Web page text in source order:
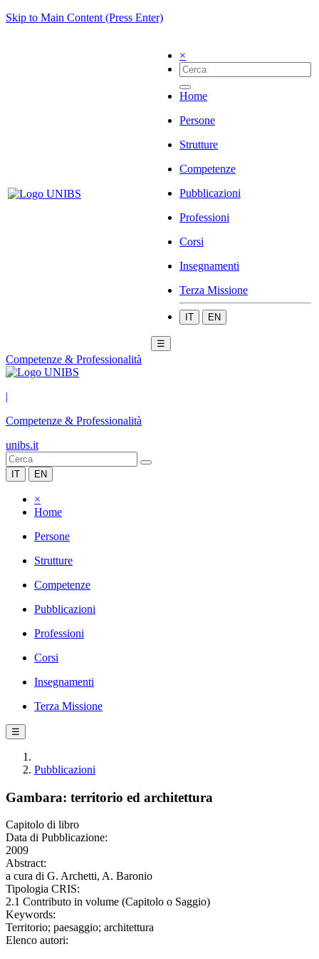
Skip to Main Content (Press Enter)
×
Home
Persone
Strutture
Competenze
Pubblicazioni
Professioni
Corsi
Insegnamenti
Terza Missione
IT EN
☰
Competenze & Professionalità
|
Competenze & Professionalità
unibs.it
IT EN
×
Home
Persone
Strutture
Competenze
Pubblicazioni
Professioni
Corsi
Insegnamenti
Terza Missione
☰
Pubblicazioni
Gambara: territorio ed architettura
Capitolo di libro
Data di Pubblicazione:
2009
Abstract:
a cura di G. Archetti, A. Baronio
Tipologia CRIS:
2.1 Contributo in volume (Capitolo o Saggio)
Keywords:
Territorio; paesaggio; architettura
Elenco autori: